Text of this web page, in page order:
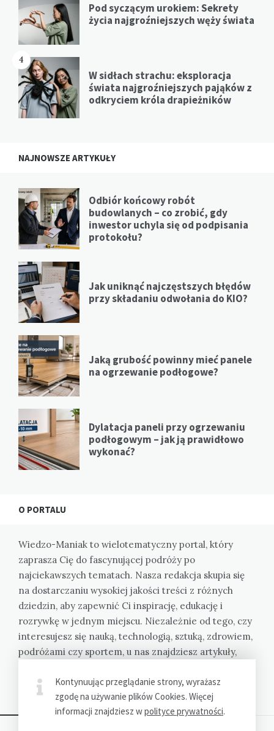
Pod syczącym urokiem: Sekrety
życia najgroźniejszych węży świata
4
W sidłach strachu: eksploracja
świata najgroźniejszych pająków z
odkryciem króla drapieżników
NAJNOWSZE ARTYKUŁY
Odbiór końcowy robót
budowlanych – co zrobić, gdy
inwestor uchyla się od podpisania
protokołu?
Jak uniknąć najczęstszych błędów
przy składaniu odwołania do KIO?
Jaką grubość powinny mieć panele
na ogrzewanie podłogowe?
Dylatacja paneli przy ogrzewaniu
podłogowym – jak ją prawidłowo
wykonać?
O PORTALU
Wiedzo-Maniak to wielotematyczny portal, który
zaprasza Cię do fascynującej podróży po
najciekawszych tematach. Nasza redakcja skupia się
na dostarczaniu wysokiej jakości treści z różnych
dziedzin, aby zapewnić Ci inspirację, edukację i
rozrywkę w jednym miejscu. Niezależnie od tego, czy
interesujesz się nauką, technologią, sztuką, zdrowiem,
podróżami czy sportem, u nas znajdziesz artykuły,
wiedzę.
Kontynuując przeglądanie strony, wyrażasz
zgodę na używanie plików Cookies. Więcej
informacji znajdziesz wpolityce prywatności.